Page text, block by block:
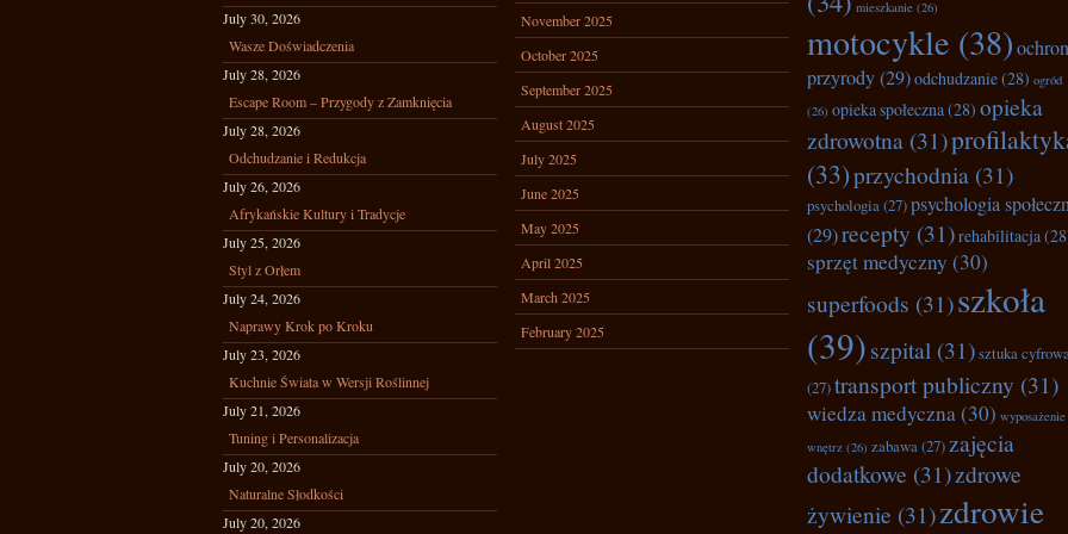
July 30, 2026
Wasze Doświadczenia
July 28, 2026
Escape Room – Przygody z Zamknięcia
July 28, 2026
Odchudzanie i Redukcja
July 26, 2026
Afrykańskie Kultury i Tradycje
July 25, 2026
Styl z Orłem
July 24, 2026
Naprawy Krok po Kroku
July 23, 2026
Kuchnie Świata w Wersji Roślinnej
July 21, 2026
Tuning i Personalizacja
July 20, 2026
Naturalne Słodkości
July 20, 2026
November 2025
October 2025
September 2025
August 2025
July 2025
June 2025
May 2025
April 2025
March 2025
February 2025
mieszkanie (26)
motocykle (38)
przyrody(29)odchudzanie(28) ogród
(26) opieka społeczna(28) opieka
zdrowotna (31)
(33)przychodnia (31)
psychologia(27)psychologia
(29)recepty (31)rehabilitacja
sprzęt medyczny (30)
superfoods (31)szkoła
(39)szpital (31)sztuka
(27)transport publiczny (31)
wiedza medyczna(30) wyposażenie
wnętrz (26) zabawa(27) zajęcia
dodatkowe (31)zdrowe
żywienie (31)zdrowie